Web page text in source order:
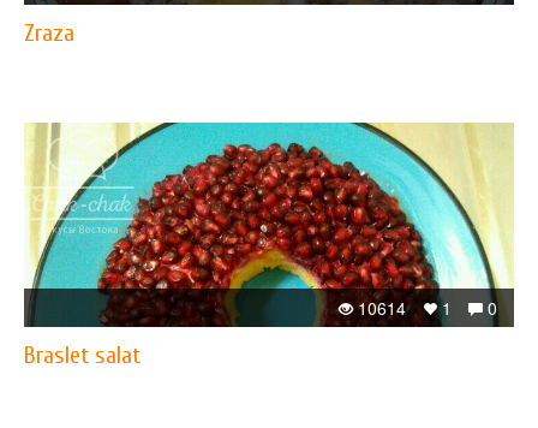
Zraza
0
1
10614
Braslet salat